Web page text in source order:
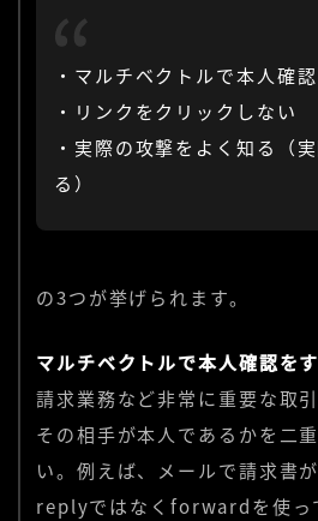
・マルチベクトルで本人確
・リンクをクリックしない
・実際の攻撃をよく知る（
る）
の3つが挙げられます。
マルチベクトルで本人確認を
請求業務など非常に重要な取
その相手が本人であるかを二
い。例えば、メールで請求書
replyではなくforwardを使っ